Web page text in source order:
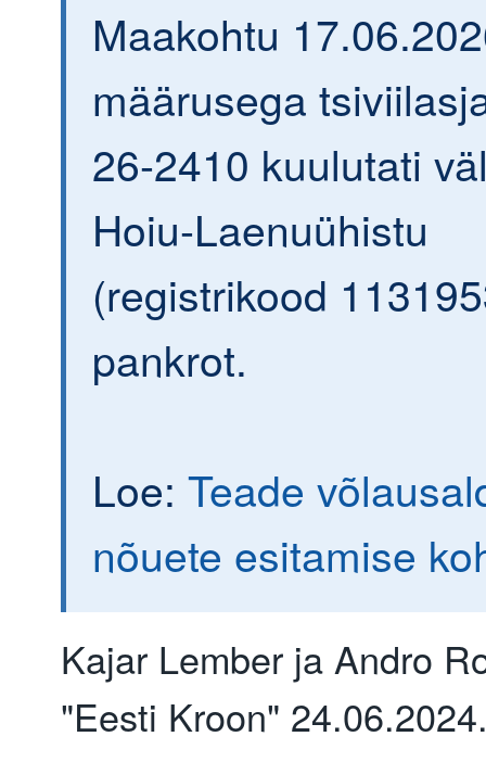
Maakohtu
määrusega
26-2410 kuulutati
Hoiu-Laenuühistu
(registrikood
pankrot.
Loe: Teade
nõuete esitamise
Kajar Lember ja Andro
"Eesti Kroon"